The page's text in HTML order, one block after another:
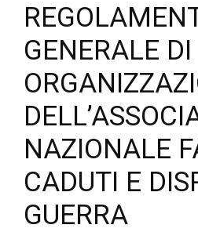
GENERALE DI
NAZIONALE
CADUTI E
GUERRA